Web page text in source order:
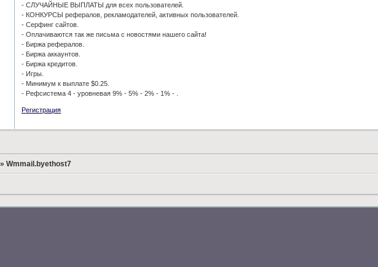
- СЛУЧАЙНЫЕ ВЫПЛАТЫ для всех пользователей.
- КОНКУРСЫ рефералов, рекламодателей, активных пользователей.
- Серфинг сайтов.
- Оплачиваются так же письма с новостями нашего сайта!
- Биржа рефералов.
- Биржа аккаунтов.
- Биржа кредитов.
- Игры.
- Минимум к выплате $0.25.
- Рефсистема 4 - уровневая 9% - 5% - 2% - 1% - .
Регистрация
»Wmmail.byethost7